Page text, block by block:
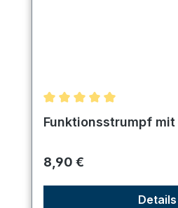
Durchschnittliche
Funktionsstrumpf
Regulärer Preis:
8,90 €
Details